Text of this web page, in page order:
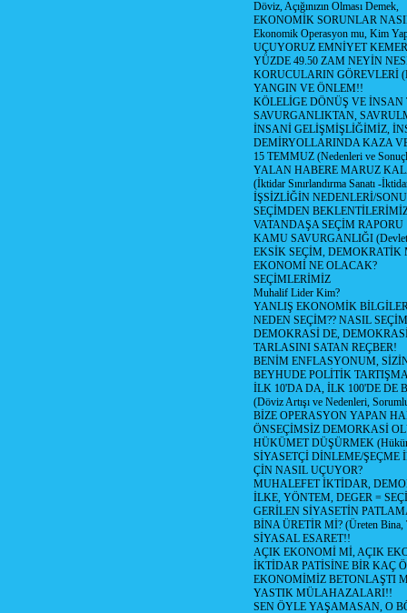
Döviz, Açığınızın Olması Demek,
EKONOMİK SORUNLAR
Ekonomik Operasyon mu, Kim
UÇUYORUZ EMNİYET
YÜZDE 49.50 ZAM NEYİN
KORUCULARIN GÖREVLERİ
YANGIN VE ÖNLEM!!
KÖLELİGE DÖNÜŞ VE İNSAN
SAVURGANLIKTAN,
İNSANİ GELİŞMİŞLİĞİMİZ,
DEMİRYOLLARINDA KAZA
15 TEMMUZ (Nedenleri ve
YALAN HABERE MARUZ
(İktidar Sınırlandırma Sanatı -
İŞSİZLİĞİN NEDENLERİ/
SEÇİMDEN
VATANDAŞA SEÇİM RAPORU
KAMU SAVURGANLIĞI (Devlet
EKSİK SEÇİM, DEMOKRATİK
EKONOMİ NE OLACAK?
SEÇİMLERİMİZ
Muhalif Lider Kim?
YANLIŞ EKONOMİK
NEDEN SEÇİM?? NASIL
DEMOKRASİ DE,
TARLASINI SATAN REÇBER!
BENİM ENFLASYONUM,
BEYHUDE POLİTİK
İLK 10'DA DA, İLK 100'DE DE
(Döviz Artışı ve Nedenleri,
BİZE OPERASYON YAPAN
ÖNSEÇİMSİZ DEMORKASİ
HÜKÜMET DÜŞÜRMEK
SİYASETÇİ DİNLEME/ŞEÇME
ÇİN NASIL UÇUYOR?
MUHALEFET İKTİDAR,
İLKE, YÖNTEM, DEGER =
GERİLEN SİYASETİN
BİNA ÜRETİR Mİ? (Üreten Bina,
SİYASAL ESARET!!
AÇIK EKONOMİ Mİ, AÇIK
İKTİDAR PATİSİNE BİR KAÇ
EKONOMİMİZ BETONLAŞTI
YASTIK MÜLAHAZALARI!!
SEN ÖYLE YAŞAMASAN, O